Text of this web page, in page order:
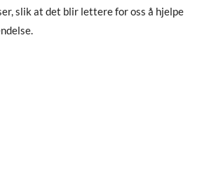
slik at det blir lettere for oss å hjelpe